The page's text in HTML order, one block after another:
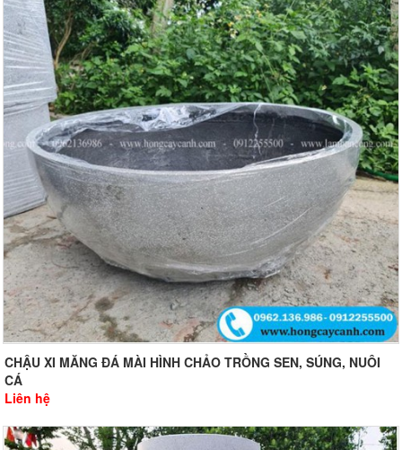
CHẬU XI MĂNG ĐÁ MÀI HÌNH CHẢO TRỒNG SEN, SÚNG, NUÔI
CÁ
Liên hệ